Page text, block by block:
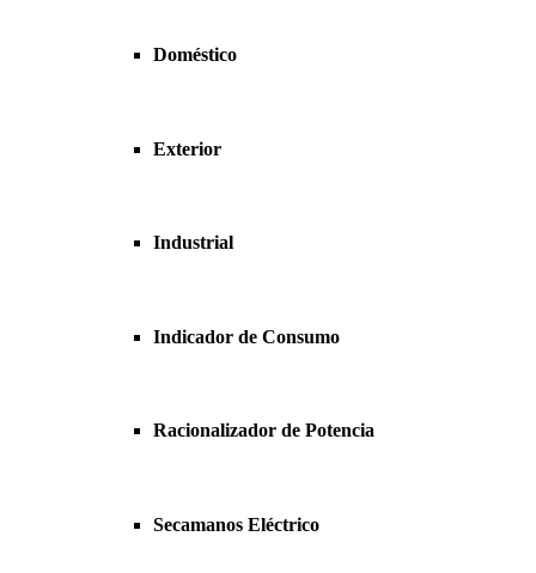
Doméstico
Exterior
Industrial
Indicador de Consumo
Racionalizador de Potencia
Secamanos Eléctrico